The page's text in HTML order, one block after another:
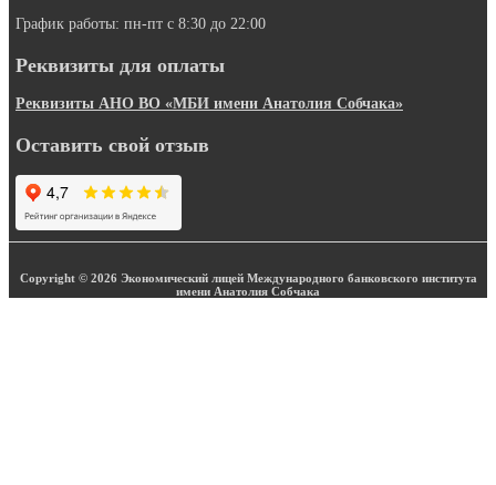
График работы: пн-пт с 8:30 до 22:00
Реквизиты для оплаты
Реквизиты АНО ВО «МБИ имени Анатолия Собчака»
Оставить свой отзыв
Copyright © 2026 Экономический лицей Международного банковского института
имени Анатолия Собчака